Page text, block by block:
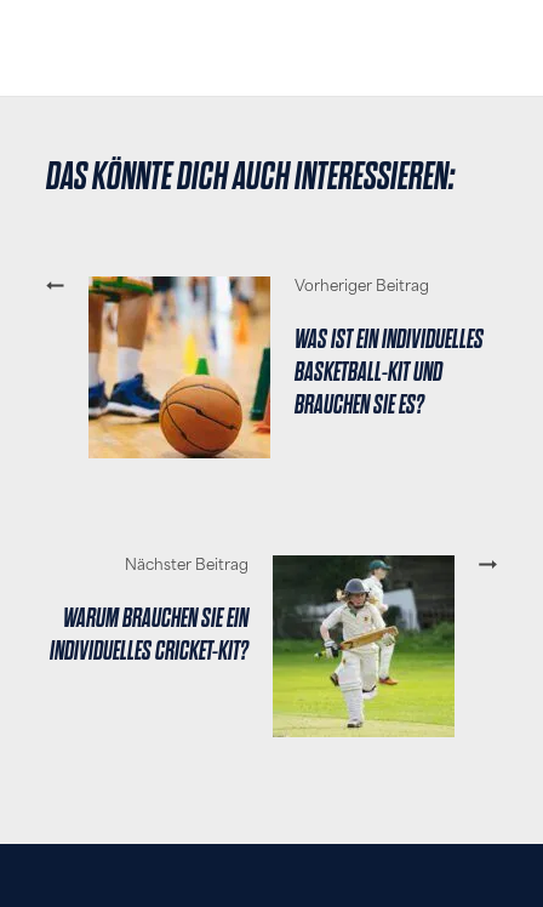
DAS KÖNNTE DICH AUCH INTERESSIEREN:
Vorheriger Beitrag
WAS IST EIN INDIVIDUELLES
BASKETBALL-KIT UND
BRAUCHEN SIE ES?
Nächster Beitrag
WARUM BRAUCHEN SIE EIN
INDIVIDUELLES CRICKET-KIT?